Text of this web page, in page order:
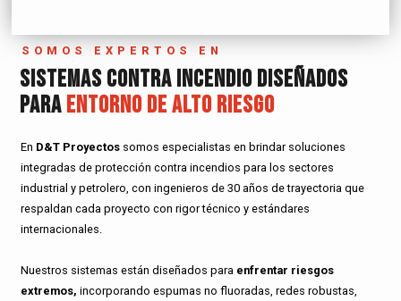
SOMOS EXPERTOS EN
Sistemas Contra Incendio Diseñados
ParaEntorno De Alto Riesgo
En D&T Proyectossomos especialistas en brindar soluciones
integradas de protección contra incendios para los sectores
industrial y petrolero, con ingenieros de 30 años de trayectoria que
respaldan cada proyecto con rigor técnico y estándares
internacionales.
Nuestros sistemas están diseñados para enfrentar riesgos
extremos, incorporando espumas no fluoradas, redes robustas,